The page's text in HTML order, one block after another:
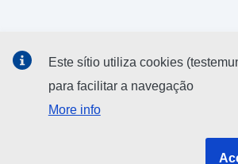
Procure as contas da UE nasredes
Instituições e organismos da
Este sítio utiliza cookies
para facilitar a navegação
More info